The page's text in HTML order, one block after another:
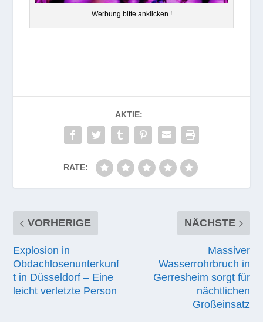
Wer­bung bitte anklicken !
AKTIE:
RATE:
VORHERIGE
Explosion in
Obdachlosenunterkunf
t in Düsseldorf – Eine
leicht verletzte Person
NÄCHSTE
Massiver
Wasserrohrbruch in
Gerresheim sorgt für
nächtlichen
Großeinsatz